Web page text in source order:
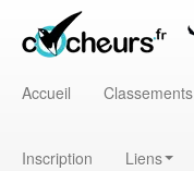
Accueil Classements
Inscription Liens